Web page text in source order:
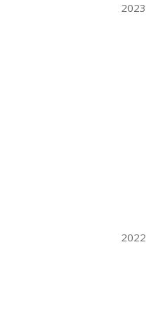
2023
2022